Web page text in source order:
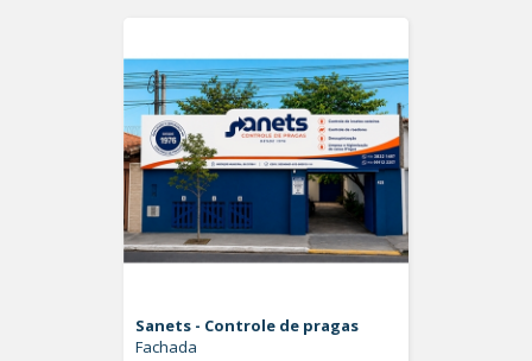
Sanets - Controle de pragas
Fachada